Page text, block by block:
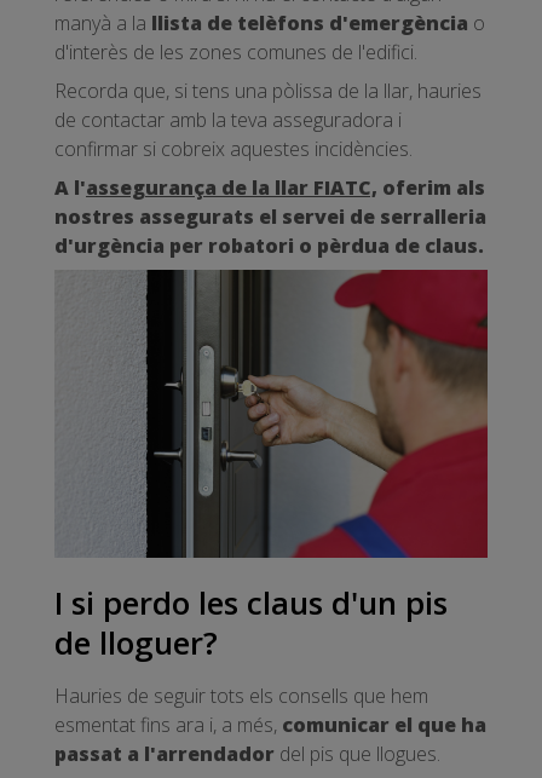
manyà a la llista de telèfons d'emergència o
d'interès de les zones comunes de l'edifici.
Recorda que, si tens una pòlissa de la llar, hauries
de contactar amb la teva asseguradora i
confirmar si cobreix aquestes incidències.
A l'assegurança de la llar FIATC, oferim als
nostres assegurats el servei de serralleria
d'urgència per robatori o pèrdua de claus.
I si perdo les claus d'un pis
de lloguer?
Hauries de seguir tots els consells que hem
esmentat fins ara i, a més, comunicar el que ha
passat a l'arrendador del pis que llogues.